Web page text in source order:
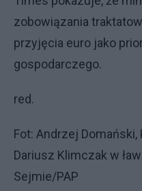
zobowiązania
przyjęcia euro jako
gospodarczego.
red.
Fot: Andrzej
Dariusz Klimczak w
Sejmie/PAP